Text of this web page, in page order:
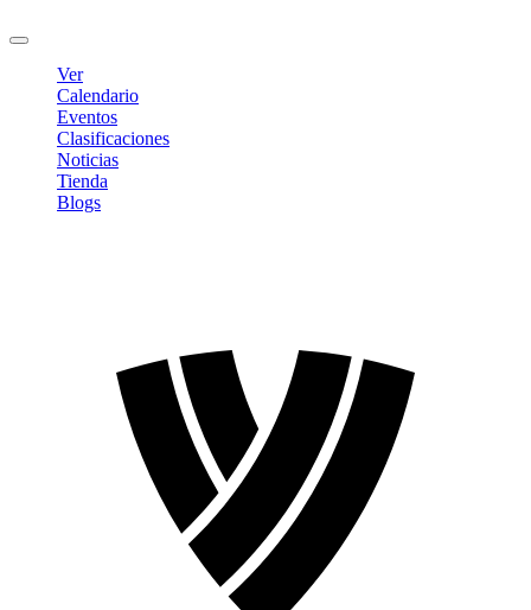
Ver
Calendario
Eventos
Clasificaciones
Noticias
Tienda
Blogs